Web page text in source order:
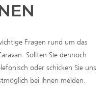
Fragen rund um das
Sollten Sie dennoch
oder schicken Sie uns
bei Ihnen melden.